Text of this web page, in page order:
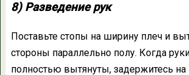
8) Разведение рук
Поставьте стопы на ширину плеч и
стороны параллельно полу. Когда
полностью вытянуты, задержитесь на